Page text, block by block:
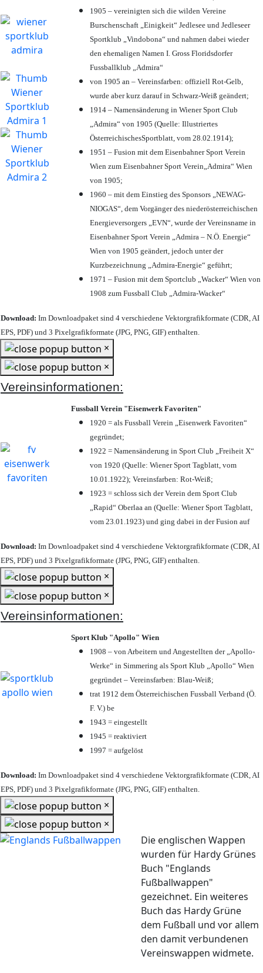
1905 – vereinigten sich die wilden Vereine
Burschenschaft „Einigkeit“ Jedlesee und Jedleseer
Sportklub „Vindobona“ und nahmen dabei wieder
den ehemaligen Namen I. Gross Floridsdorfer
Fussballklub „Admira“
von 1905 an – Vereinsfarben: offiziell Rot-Gelb,
wurde aber kurz darauf in Schwarz-Weiß geändert;
1914 – Namensänderung in Wiener Sport Club
„Admira“ von 1905 (Quelle: Illustriertes
ÖsterreichischesSportblatt, vom 28.02.1914);
1951 – Fusion mit dem Eisenbahner Sport Verein
Wien zum Eisenbahner Sport Verein„Admira“ Wien
von 1905;
1960 – mit dem Einstieg des Sponsors „NEWAG-
NIOGAS“, dem Vorgänger des niederösterreichischen
Energieversorgers „EVN“, wurde der Vereinsname in
Eisenbahner Sport Verein „Admira – N.Ö. Energie“
Wien von 1905 geändert, jedoch unter der
Kurzbezeichnung „Admira-Energie“ geführt;
1971 – Fusion mit dem Sportclub „Wacker“ Wien von
1908 zum Fussball Club „Admira-Wacker“
Download: Im Downloadpaket sind 4 verschiedene Vektorgrafikformate (CDR, AI
EPS, PDF) und 3 Pixelgrafikformate (JPG, PNG, GIF) enthalten.
×
×
Vereinsinformationen:
Fussball Verein "Eisenwerk Favoriten"
1920 = als Fussball Verein „Eisenwerk Favoriten“
gegründet;
1922 = Namensänderung in Sport Club „Freiheit X“
von 1920 (Quelle: Wiener Sport Tagblatt, vom
10.01.1922); Vereinsfarben: Rot-Weiß;
1923 = schloss sich der Verein dem Sport Club
„Rapid“ Oberlaa an (Quelle: Wiener Sport Tagblatt,
vom 23.01.1923) und ging dabei in der Fusion auf
Download: Im Downloadpaket sind 4 verschiedene Vektorgrafikformate (CDR, AI
EPS, PDF) und 3 Pixelgrafikformate (JPG, PNG, GIF) enthalten.
×
×
Vereinsinformationen:
Sport Klub "Apollo" Wien
1908 – von Arbeitern und Angestellten der „Apollo-
Werke“ in Simmering als Sport Klub „Apollo“ Wien
gegründet – Vereinsfarben: Blau-Weiß;
trat 1912 dem Österreichischen Fussball Verband (Ö.
F. V.) be
1943 = eingestellt
1945 = reaktiviert
1997 = aufgelöst
Download: Im Downloadpaket sind 4 verschiedene Vektorgrafikformate (CDR, AI
EPS, PDF) und 3 Pixelgrafikformate (JPG, PNG, GIF) enthalten.
×
×
Die englischen Wappen
wurden für Hardy Grünes
Buch "Englands
Fußballwappen"
gezeichnet. Ein weiteres
Buch das Hardy Grüne
dem Fußball und vor allem
den damit verbundenen
Vereinswappen widmete.